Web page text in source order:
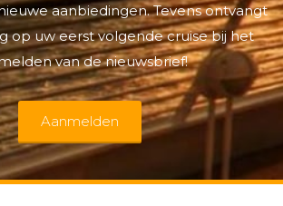
aanbiedingen. Tevens ontvangt
op uw eerst volgende cruise bij het
van de nieuwsbrief!
Aanmelden